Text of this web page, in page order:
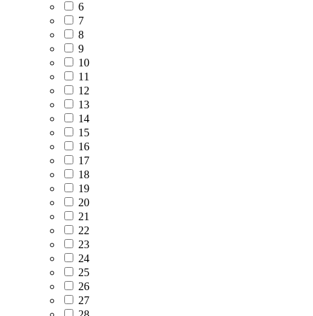
6
7
8
9
10
11
12
13
14
15
16
17
18
19
20
21
22
23
24
25
26
27